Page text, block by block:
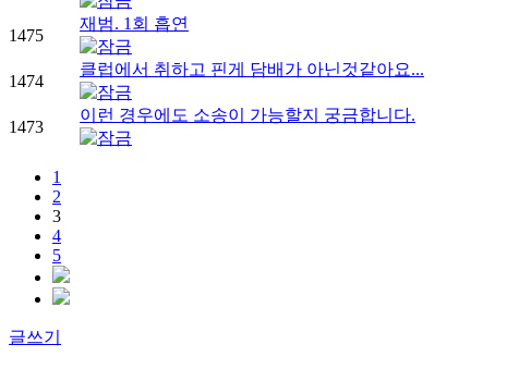
1475
재범. 1회 흡연
1474
클럽에서 취하고 핀게 담배가 아닌것같아요...
1473
이런 경우에도 소송이 가능할지 궁금합니다.
1
2
3
4
5
글쓰기